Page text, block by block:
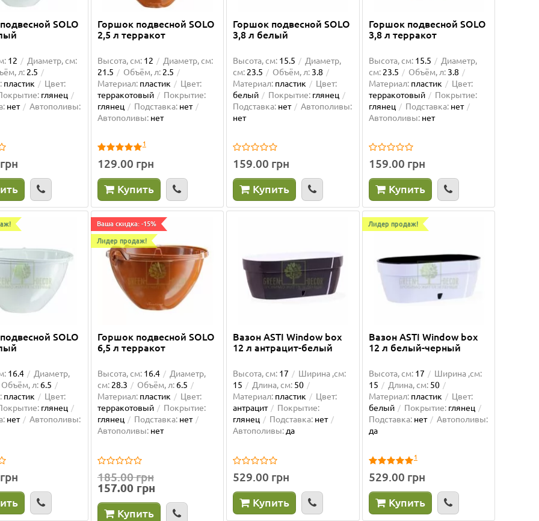
SOLO
12
Диаметр, см:
л: 2.5
пластик
Цвет:
глянец
нет
Автополивы:
Горшок подвесной SOLO
2,5 л терракот
Высота, см: 12
Диаметр, см:
21.5
Объём, л: 2.5
Материал: пластик
Цвет:
терракотовый
Покрытие:
глянец
Подставка: нет
Автополивы: нет
1
129.00 грн
Купить
Горшок подвесной SOLO
3,8 л белый
Высота, см: 15.5
Диаметр,
см: 23.5 Объём, л: 3.8
Материал: пластик
Цвет:
белый
Покрытие: глянец
Подставка: нет
Автополивы:
нет
159.00 грн
Купить
Горшок подвесной SOLO
3,8 л терракот
Высота, см: 15.5
Диаметр,
см: 23.5 Объём, л: 3.8
Материал: пластик
Цвет:
терракотовый
Покрытие:
глянец
Подставка: нет
Автополивы: нет
159.00 грн
Купить
SOLO
16.4
Диаметр,
Объём, л: 6.5
пластик
Цвет:
глянец
нет
Автополивы:
Ваша скидка: -15%
Лидер продаж!
Горшок подвесной SOLO
6,5 л терракот
Высота, см: 16.4
Диаметр,
см: 28.3 Объём, л: 6.5
Материал: пластик
Цвет:
терракотовый
Покрытие:
глянец
Подставка: нет
Автополивы: нет
185.00 грн
157.00 грн
Купить
Вазон ASTI Window box
12 л антрацит-белый
Высота, см: 17
Ширина ,см:
15
Длина, см: 50
Материал: пластик
Цвет:
антрацит
Покрытие:
глянец
Подставка: нет
Автополивы: да
529.00 грн
Купить
Лидер продаж!
Вазон ASTI Window box
12 л белый-черный
Высота, см: 17
Ширина ,см:
15
Длина, см: 50
Материал: пластик
Цвет:
белый
Покрытие: глянец
Подставка: нет
Автополивы:
да
1
529.00 грн
Купить